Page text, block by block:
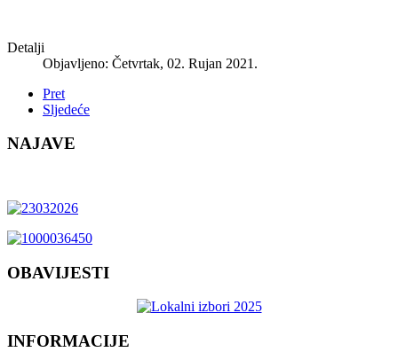
Detalji
Objavljeno: Četvrtak, 02. Rujan 2021.
Pret
Sljedeće
NAJAVE
OBAVIJESTI
INFORMACIJE